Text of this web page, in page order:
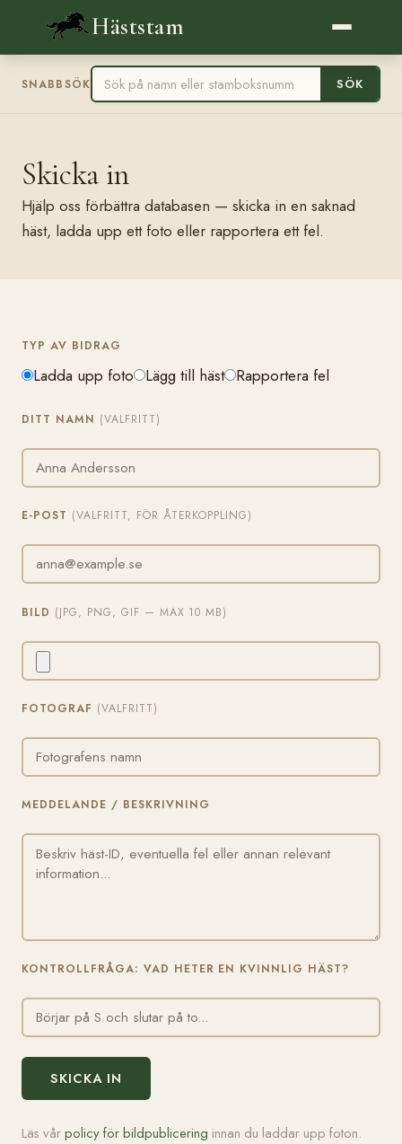
Häststam
SNABBSÖK SÖK
Skicka in
Hjälp oss förbättra databasen — skicka in en saknad
häst, ladda upp ett foto eller rapportera ett fel.
TYP AV BIDRAG
Ladda upp foto Lägg till häst Rapportera fel
DITT NAMN (VALFRITT)
E-POST (VALFRITT, FÖR ÅTERKOPPLING)
BILD (JPG, PNG, GIF — MAX 10 MB)
FOTOGRAF (VALFRITT)
MEDDELANDE / BESKRIVNING
KONTROLLFRÅGA: VAD HETER EN KVINNLIG HÄST?
SKICKA IN
Läs vårpolicy för bildpublicering innan du laddar upp foton.